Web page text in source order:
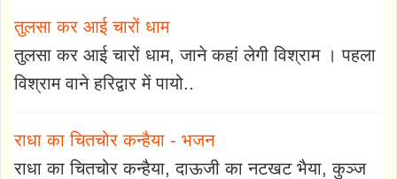
तुलसा कर आई चारों धाम
तुलसा कर आई चारों धाम, जाने कहां लेगी विश्राम । पहला
विश्राम वाने हरिद्वार में पायो..
राधा का चितचोर कन्हैया - भजन
राधा का चितचोर कन्हैया, दाऊजी का नटखट भैया, कुञ्ज